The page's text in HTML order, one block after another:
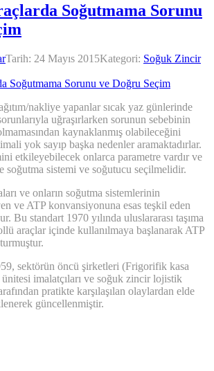
Soğutmama Sorunu
Tarih: 24 Mayıs 2015Kategori: Soğuk Zincir
nakliye yapanlar sıcak yaz günlerinde
uğraşırlarken sorunun sebebinin
kaynaklanmış olabileceğini
yok sayıp başka nedenler aramaktadırlar.
etkileyebilecek onlarca parametre vardır ve
soğutma sistemi ve soğutucu seçilmelidir.
ve onların soğutma sistemlerinin
ve ATP konvansiyonuna esas teşkil eden
Bu standart 1970 yılında uluslararası taşıma
araçlar içinde kullanılmaya başlanarak ATP
sektörün öncü şirketleri (Frigorifik kasa
ünitesi imalatçıları ve soğuk zincir lojistik
pratikte karşılaşılan olaylardan elde
güncellenmiştir.